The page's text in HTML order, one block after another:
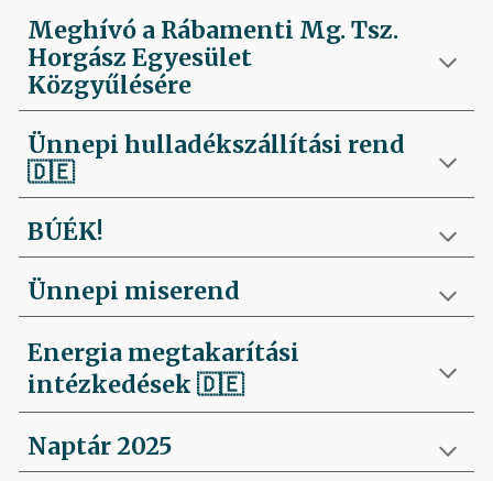
Meghívó a Rábamenti Mg. Tsz.
Horgász Egyesület
Közgyűlésére
Ünnepi hulladékszállítási rend
🇩🇪
BÚÉK!
Ünnepi miserend
Energia megtakarítási
intézkedések🇩🇪
Naptár 2025